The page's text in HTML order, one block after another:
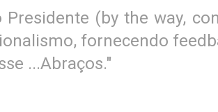
(by the way,
fornecendo
...Abraços."